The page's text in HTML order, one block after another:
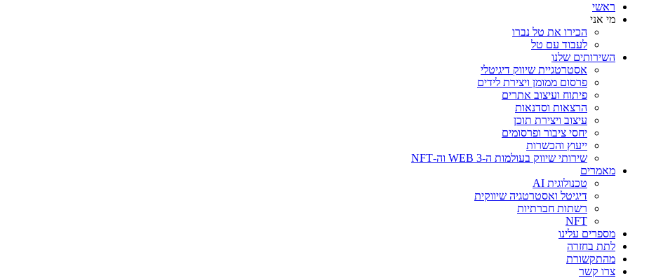
ראשי
מי אני
הכירו את טל נברו
לעבוד עם טל
השירותים שלנו
אסטרטגיית שיווק דיגיטלי
פרסום ממומן ויצירת לידים
פיתוח ועיצוב אתרים
הרצאות וסדנאות
עיצוב ויצירת תוכן
יחסי ציבור ופרסומים
ייעוץ והכשרות
שירותי שיווק בעולמות ה-WEB 3 וה-NFT
מאמרים
טכנולוגית AI
דיגיטל ואסטרטגיה שיווקית
רשתות חברתיות
NFT
מספרים עלינו
לתת בחזרה
מהתקשורת
צרו קשר